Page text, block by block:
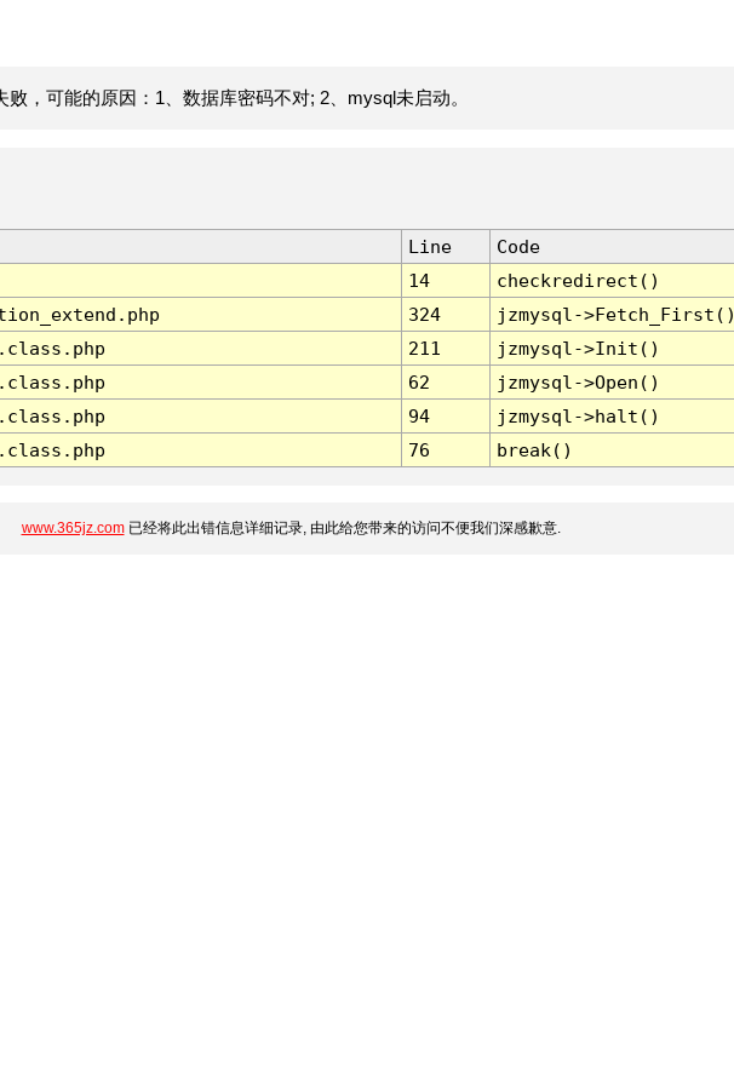
，可能的原因：1、数据库密码不对; 2、mysql未启动。
Line
Code
14
checkredirect()
324
jzmysql-
211
jzmysql->Init()
62
jzmysql->Open()
94
jzmysql->halt()
76 break()
www.365jz.com已经将此出错信息详细记录, 由此给您带来的访问不便我们深感歉意.